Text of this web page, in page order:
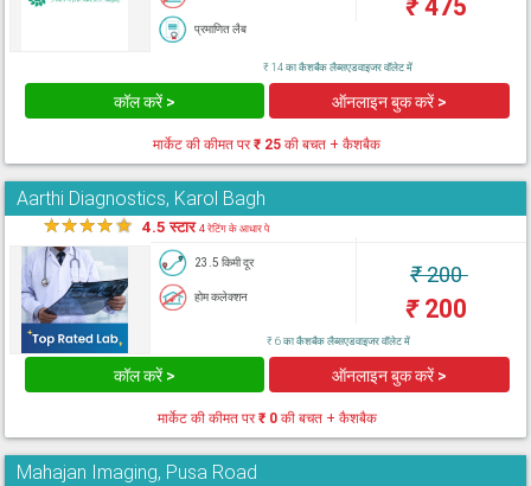
प्रमाणित लैब
₹475
₹ 14 का कैशबैक लैब्सएडवाइजर वॉलेट में
कॉल करें > ऑनलाइन बुक करें >
मार्केट की कीमत पर₹ 25 की बचत + कैशबैक
Aarthi Diagnostics, Karol Bagh
★★★★★ 4.5 स्टार4 रेटिंग के आधार पे
23.5 किमी दूर
होम कलेक्शन
₹200
₹200
₹ 6 का कैशबैक लैब्सएडवाइजर वॉलेट में
कॉल करें > ऑनलाइन बुक करें >
मार्केट की कीमत पर₹ 0की बचत + कैशबैक
Mahajan Imaging, Pusa Road